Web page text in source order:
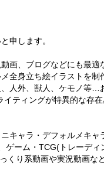
申します。
画、ブログなどにも最適
全身立ち絵イラストを制
人外、獣人、ケモノ等…
イティングが特異的な存
キャラ・デフォルメキ
ゲーム・TCG(トレーデ
くり系動画や実況動画な